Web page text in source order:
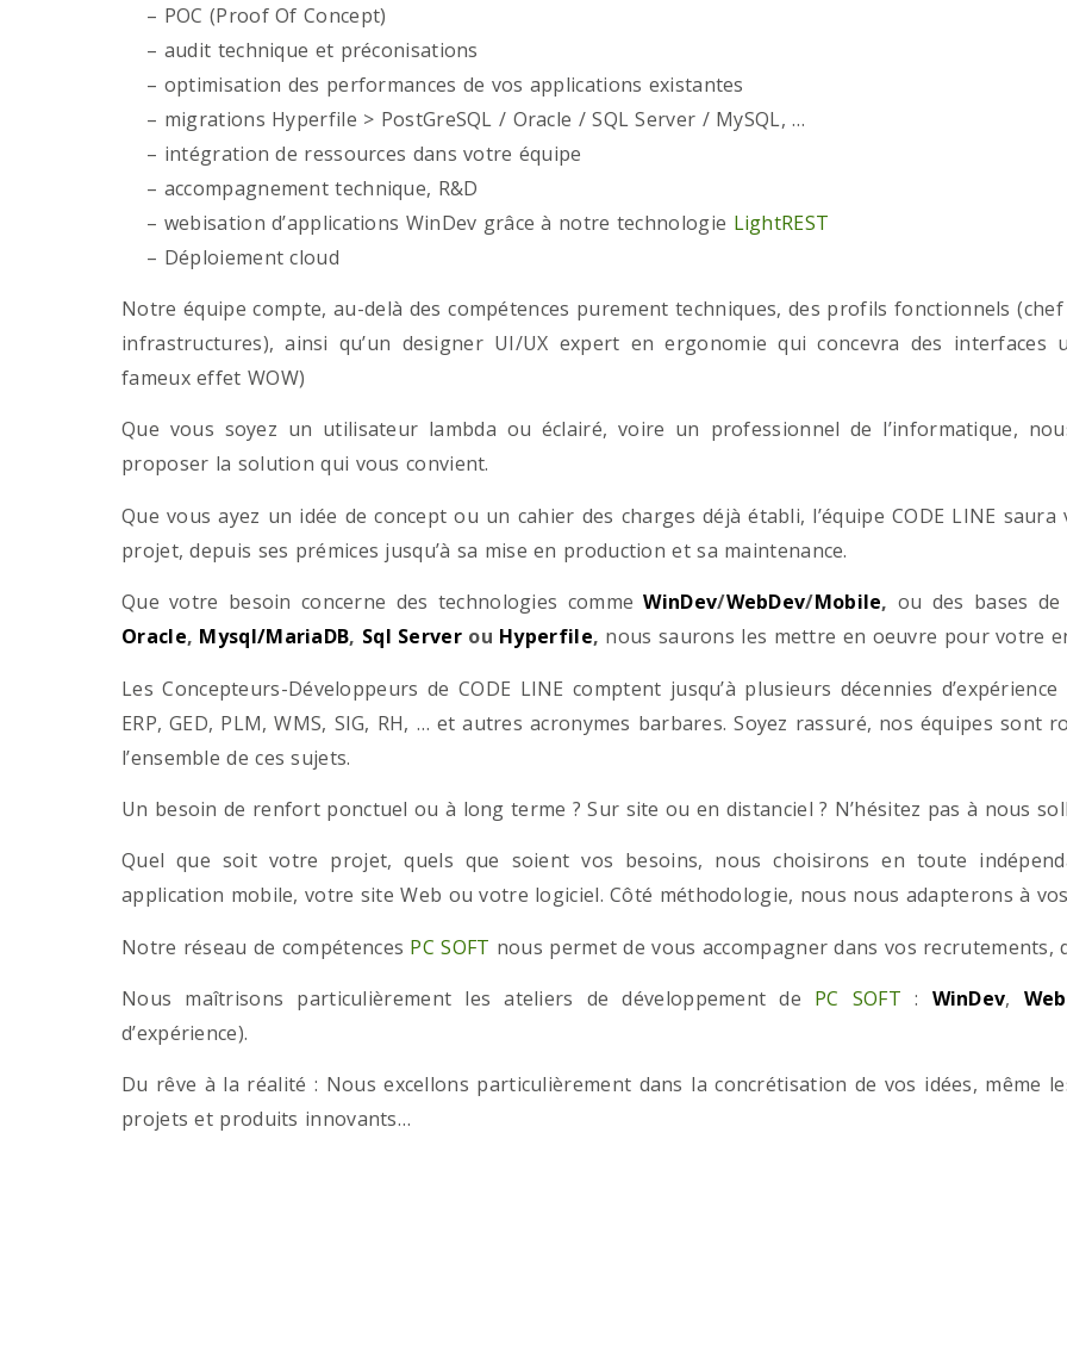
– POC (Proof Of Concept)
– audit technique et préconisations
– optimisation des performances de vos applications existantes
– migrations Hyperfile > PostGreSQL / Oracle / SQL Server / MySQL, …
– intégration de ressources dans votre équipe
– accompagnement technique, R&D
– webisation d’applications WinDev grâce à notre technologie LightREST
– Déploiement cloud
Notre équipe compte, au-delà des compétences purement techniques, des profils fonctionnels
infrastructures), ainsi qu’un designer UI/UX expert en ergonomie qui concevra des
fameux effet WOW)
Que vous soyez un utilisateur lambda ou éclairé, voire un professionnel de l’informatique,
proposer la solution qui vous convient.
Que vous ayez un idée de concept ou un cahier des charges déjà établi, l’équipe CODE LINE
projet, depuis ses prémices jusqu’à sa mise en production et sa maintenance.
Que votre besoin concerne des technologies commeWinDev/WebDev/Mobile, ou des bases
Oracle, Mysql/MariaDB, Sql Serverou Hyperfile, nous saurons les mettre en oeuvre pour votre
Les Concepteurs-Développeurs de CODE LINE comptent jusqu’à plusieurs décennies
ERP, GED, PLM, WMS, SIG, RH, … et autres acronymes barbares. Soyez rassuré, nos équipes
l’ensemble de ces sujets.
Un besoin de renfort ponctuel ou à long terme ? Sur site ou en distanciel ? N’hésitez pas à nous
Quel que soit votre projet, quels que soient vos besoins, nous choisirons en toute
application mobile, votre site Web ou votre logiciel. Côté méthodologie, nous nous adapterons à
Notre réseau de compétences PC SOFT nous permet de vous accompagner dans vos
Nous maîtrisons particulièrement les ateliers de développement de PC SOFT : WinDev,
d’expérience).
Du rêve à la réalité : Nous excellons particulièrement dans la concrétisation de vos idées, même
projets et produits innovants…